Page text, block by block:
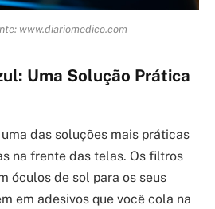
www.diariomedico.com
Uma Solução Prática
das soluções mais práticas
na frente das telas. Os filtros
óculos de sol para os seus
em adesivos que você cola na